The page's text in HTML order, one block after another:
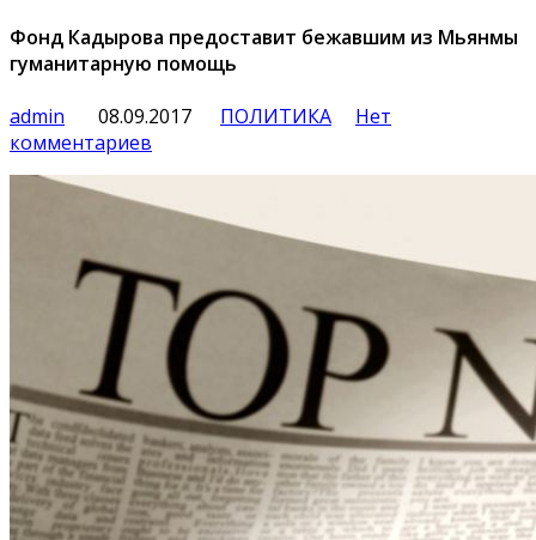
Фонд Кадырова предоставит бежавшим из Мьянмы
гуманитарную помощь
admin
08.09.2017 ПОЛИТИКА
Нет
комментариев